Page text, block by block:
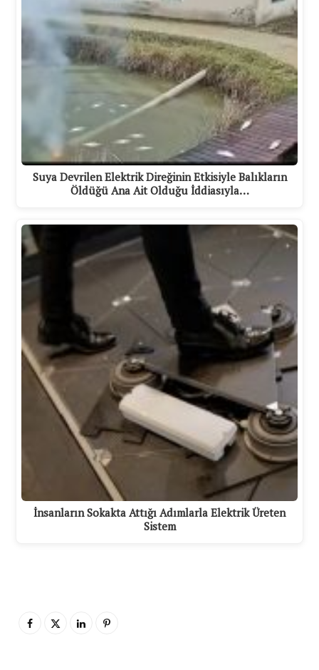
Suya Devrilen Elektrik Direğinin Etkisiyle Balıkların
Öldüğü Ana Ait Olduğu İddiasıyla…
İnsanların Sokakta Attığı Adımlarla Elektrik Üreten
Sistem